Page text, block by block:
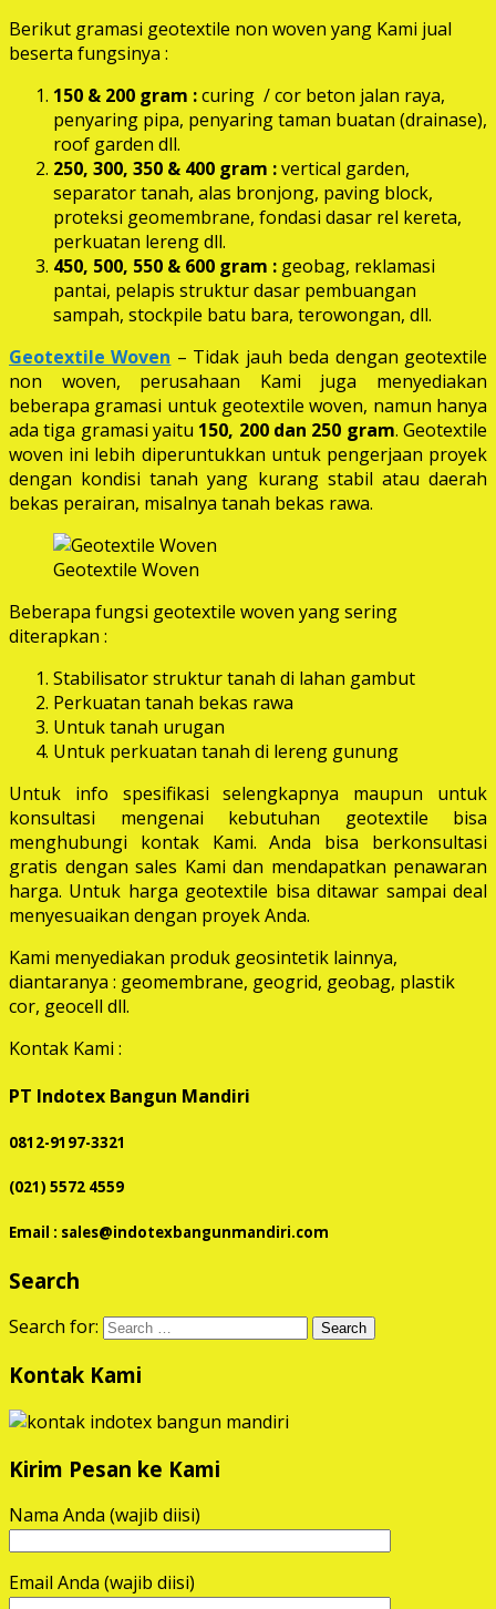
Berikut gramasi geotextile non woven yang Kami jual
beserta fungsinya :
150 & 200 gram :curing / cor beton jalan raya,
penyaring pipa, penyaring taman buatan (drainase),
roof garden dll.
250, 300, 350 & 400 gram :vertical garden,
separator tanah, alas bronjong, paving block,
proteksi geomembrane, fondasi dasar rel kereta,
perkuatan lereng dll.
450, 500, 550 & 600 gram : geobag, reklamasi
pantai, pelapis struktur dasar pembuangan
sampah, stockpile batu bara, terowongan, dll.
Geotextile Woven – Tidak jauh beda dengan geotextile
non woven, perusahaan Kami juga menyediakan
beberapa gramasi untuk geotextile woven, namun hanya
ada tiga gramasi yaitu 150, 200 dan 250 gram. Geotextile
woven ini lebih diperuntukkan untuk pengerjaan proyek
dengan kondisi tanah yang kurang stabil atau daerah
bekas perairan, misalnya tanah bekas rawa.
Geotextile Woven
Beberapa fungsi geotextile woven yang sering
diterapkan :
Stabilisator struktur tanah di lahan gambut
Perkuatan tanah bekas rawa
Untuk tanah urugan
Untuk perkuatan tanah di lereng gunung
Untuk info spesifikasi selengkapnya maupun untuk
konsultasi mengenai kebutuhan geotextile bisa
menghubungi kontak Kami. Anda bisa berkonsultasi
gratis dengan sales Kami dan mendapatkan penawaran
harga. Untuk harga geotextile bisa ditawar sampai deal
menyesuaikan dengan proyek Anda.
Kami menyediakan produk geosintetik lainnya,
diantaranya : geomembrane, geogrid, geobag, plastik
cor, geocell dll.
Kontak Kami :
PT Indotex Bangun Mandiri
0812-9197-3321
(021) 5572 4559
Email : sales@indotexbangunmandiri.com
Search
Search for:
Kontak Kami
Kirim Pesan ke Kami
Nama Anda (wajib diisi)
Email Anda (wajib diisi)